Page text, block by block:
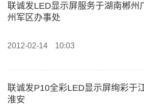
联诚发LED显示屏服务于湖南郴州
州军区办事处
2012-02-14 10:03
联诚发P10全彩LED显示屏绚彩于
淮安